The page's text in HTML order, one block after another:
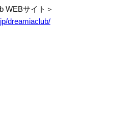
WEBサイト＞
dreamiaclub/